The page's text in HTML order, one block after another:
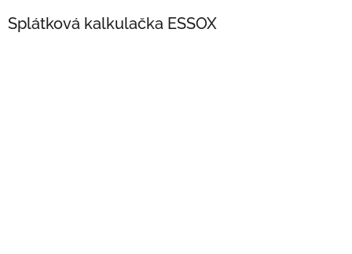
Splátková kalkulačka ESSOX